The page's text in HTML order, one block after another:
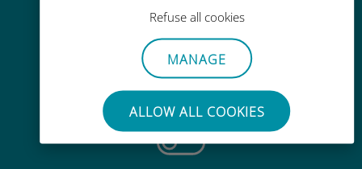
Refuse all cookies
MANAGE
ALLOW ALL COOKIES
간편한
기존 SIM 카드를 제거할 필요가 없습
니다.